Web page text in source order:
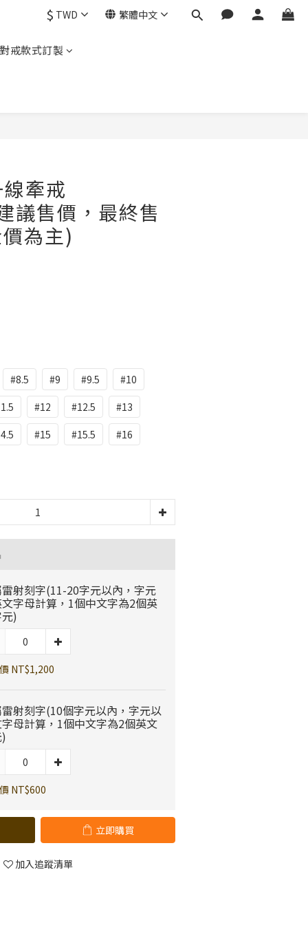
$ TWD 繁體中文
對戒款式訂製
牽戒
售價，最終售
為主)
#8.5 #9 #9.5
#10
#12 #12.5
#13
#15 #15.5 #16
射刻字(11-20字元以內，字元
字母計算，1個中文字為2個英
)
NT$1,200
射刻字(10個字元以內，字元以
母計算，1個中文字為2個英文
NT$600
立即購買
加入追蹤清單